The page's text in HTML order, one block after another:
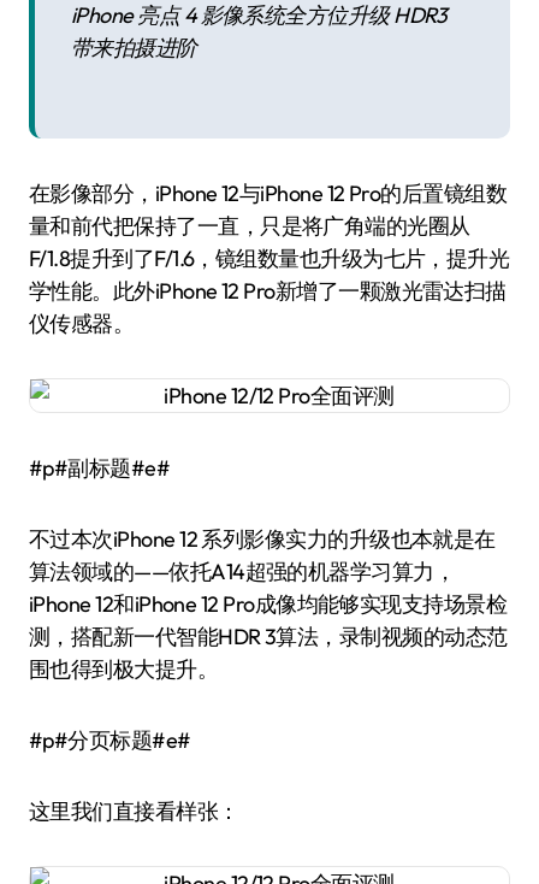
iPhone 亮点 4 影像系统全方位升级 HDR3
带来拍摄进阶
在影像部分，iPhone 12与iPhone 12 Pro的后置镜组数
量和前代把保持了一直，只是将广角端的光圈从
F/1.8提升到了F/1.6，镜组数量也升级为七片，提升光
学性能。此外iPhone 12 Pro新增了一颗激光雷达扫描
仪传感器。
#p#副标题#e#
不过本次iPhone 12 系列影像实力的升级也本就是在
算法领域的——依托A14超强的机器学习算力，
iPhone 12和iPhone 12 Pro成像均能够实现支持场景检
测，搭配新一代智能HDR 3算法，录制视频的动态范
围也得到极大提升。
#p#分页标题#e#
这里我们直接看样张：